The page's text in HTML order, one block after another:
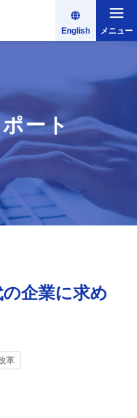
English メニュー
ート
企業に求め
革